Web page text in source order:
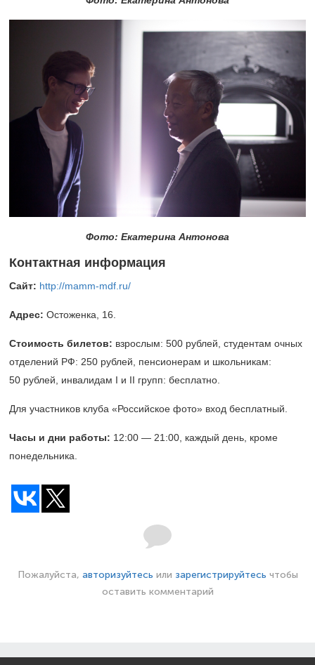
Фото: Екатерина Антонова
Контактная информация
Сайт: http://mamm-mdf.ru/
Адрес: Остоженка, 16.
Стоимость билетов: взрослым: 500 рублей, студентам очных
отделений РФ: 250 рублей, пенсионерам и школьникам:
50 рублей, инвалидам I и II групп: бесплатно.
Для участников клуба «Российское фото» вход бесплатный.
Часы и дни работы: 12:00 — 21:00, каждый день, кроме
понедельника.
Пожалуйста, авторизуйтесь или зарегистрируйтесь чтобы
оставить комментарий